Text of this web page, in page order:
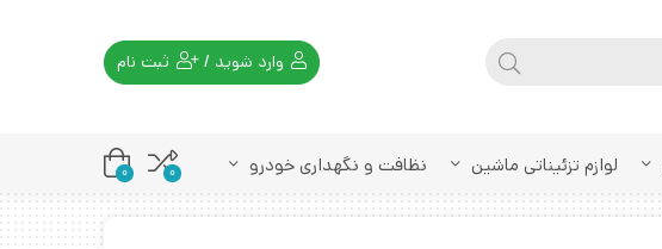
وارد شوید / ثبت نام
لوازم تزئیناتی ماشین نظافت و نگهداری خودرو 0
0